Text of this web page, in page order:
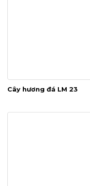
Cây hương đá LM 23